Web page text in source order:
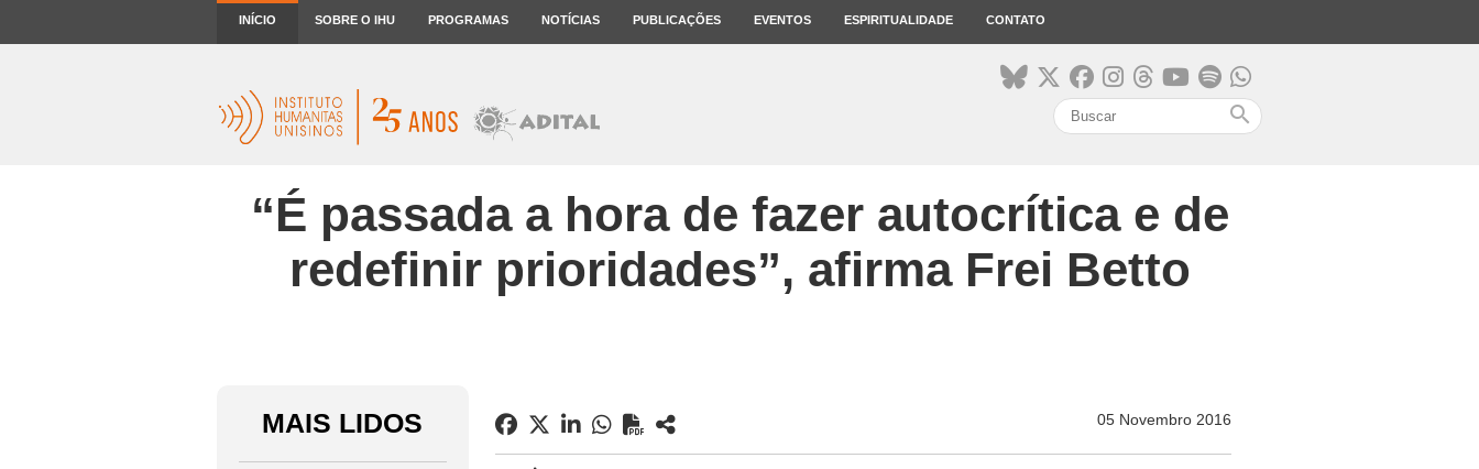
INÍCIO SOBRE O IHU PROGRAMAS NOTÍCIAS PUBLICAÇÕES EVENTOS ESPIRITUALIDADE CONTATO
search
“É passada a hora de fazer autocrítica e de
redefinir prioridades”, afirma Frei Betto
MAIS LIDOS 05 Novembro 2016